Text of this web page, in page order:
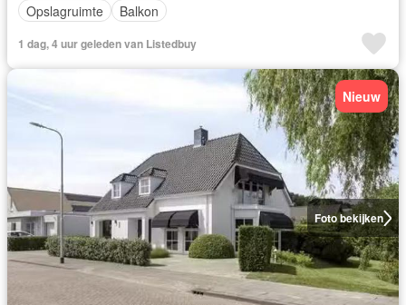
Opslagruimte
Balkon
1 dag, 4 uur geleden van Listedbuy
Foto bekijken
Nieuw